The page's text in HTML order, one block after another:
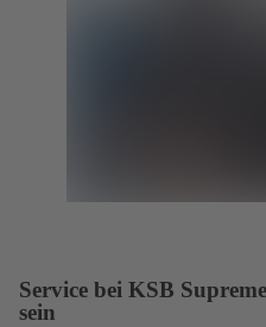
Service bei KSB
sein